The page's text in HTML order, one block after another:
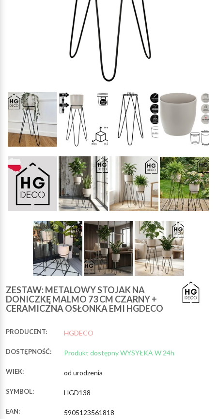
ZESTAW: METALOWY STOJAK NA
DONICZKĘ MALMO 73 CM CZARNY +
CERAMICZNA OSŁONKA EMI HGDECO
PRODUCENT: HGDECO
DOSTĘPNOŚĆ: Produkt dostępny WYSYŁKA W 24h
WIEK: od urodzenia
SYMBOL: HGD138
EAN: 5905123561818